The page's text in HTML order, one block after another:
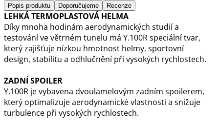
Popis produktu Doporučujeme Recenze
LEHKÁ TERMOPLASTOVÁ HELMA
Díky mnoha hodinám aerodynamických studií a
testování ve větrném tunelu má Y.100R speciální tvar,
který zajišťuje nízkou hmotnost helmy, sportovní
design, stabilitu a odhlučnění při vysokých rychlostech.
ZADNÍ SPOILER
Y.100R je vybavena dvoulamelovým zadním spoilerem,
který optimalizuje aerodynamické vlastnosti a snižuje
turbulence při vysokých rychlostech.